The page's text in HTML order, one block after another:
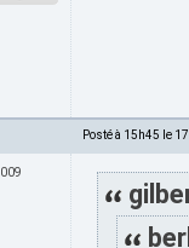
Posté à 15h45 le